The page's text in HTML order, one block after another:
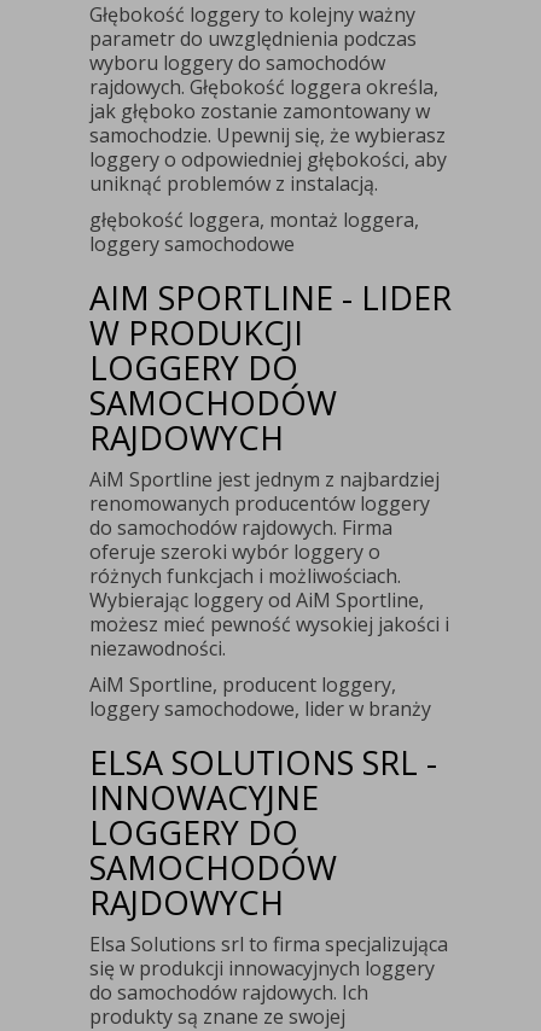
Głębokość loggery to kolejny ważny
parametr do uwzględnienia podczas
wyboru loggery do samochodów
rajdowych. Głębokość loggera określa,
jak głęboko zostanie zamontowany w
samochodzie. Upewnij się, że wybierasz
loggery o odpowiedniej głębokości, aby
uniknąć problemów z instalacją.
głębokość loggera, montaż loggera,
loggery samochodowe
AIM SPORTLINE - LIDER
W PRODUKCJI
LOGGERY DO
SAMOCHODÓW
RAJDOWYCH
AiM Sportline jest jednym z najbardziej
renomowanych producentów loggery
do samochodów rajdowych. Firma
oferuje szeroki wybór loggery o
różnych funkcjach i możliwościach.
Wybierając loggery od AiM Sportline,
możesz mieć pewność wysokiej jakości i
niezawodności.
AiM Sportline, producent loggery,
loggery samochodowe, lider w branży
ELSA SOLUTIONS SRL -
INNOWACYJNE
LOGGERY DO
SAMOCHODÓW
RAJDOWYCH
Elsa Solutions srl to firma specjalizująca
się w produkcji innowacyjnych loggery
do samochodów rajdowych. Ich
produkty są znane ze swojej